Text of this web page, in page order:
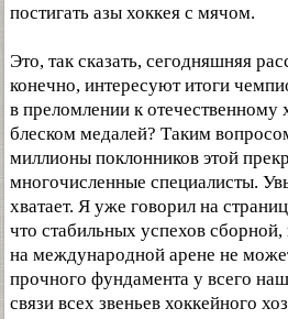
постигать азы хоккея с мячом.
Это, так сказать, сегодняшняя
конечно, интересуют итоги
в преломлении к отечественному
блеском медалей? Таким
миллионы поклонников этой
многочисленные специалисты.
хватает. Я уже говорил на
что стабильных успехов
на международной арене не
прочного фундамента у всего
связи всех звеньев хоккейного